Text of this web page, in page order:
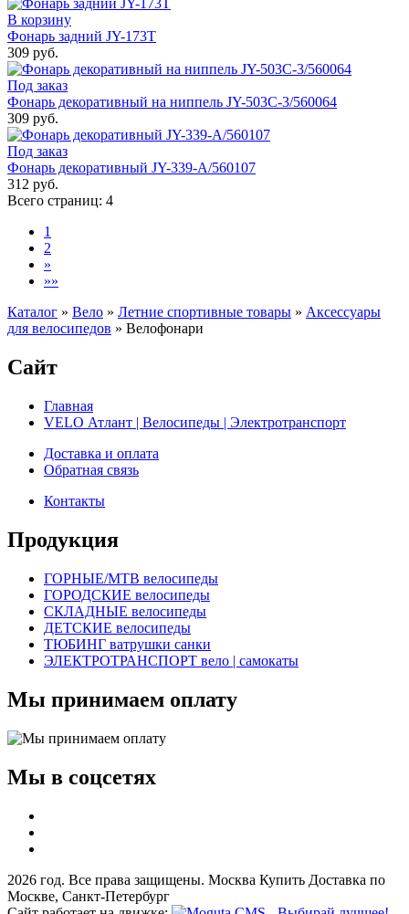
В корзину
Фонарь задний JY-173Т
309 руб.
Под заказ
Фонарь декоративный на ниппель JY-503C-3/560064
309 руб.
Под заказ
Фонарь декоративный JY-339-A/560107
312 руб.
Всего страниц: 4
1
2
»
»»
Каталог » Вело » Летние спортивные товары » Аксессуары
для велосипедов » Велофонари
Сайт
Главная
VELO Атлант | Велосипеды | Электротранспорт
Доставка и оплата
Обратная связь
Контакты
Продукция
ГОРНЫЕ/MTB велосипеды
ГОРОДСКИЕ велосипеды
СКЛАДНЫЕ велосипеды
ДЕТСКИЕ велосипеды
ТЮБИНГ ватрушки санки
ЭЛЕКТРОТРАНСПОРТ вело | самокаты
Мы принимаем оплату
Мы в соцсетях
2026 год. Все права защищены. Москва Купить Доставка по
Москве, Санкт-Петербург